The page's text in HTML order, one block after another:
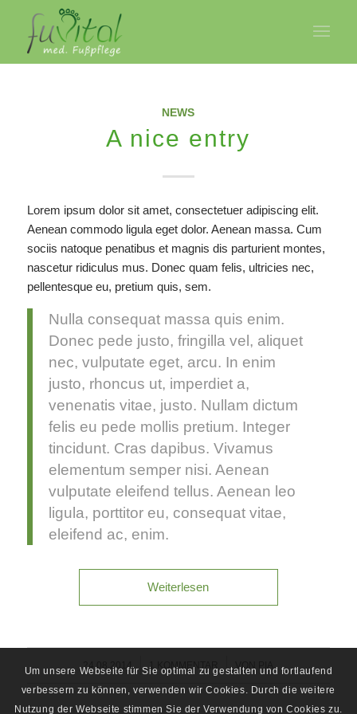
NEWS
A nice entry
Lorem ipsum dolor sit amet, consectetuer adipiscing elit.
Aenean commodo ligula eget dolor. Aenean massa. Cum
sociis natoque penatibus et magnis dis parturient montes,
nascetur ridiculus mus. Donec quam felis, ultricies nec,
pellentesque eu, pretium quis, sem.
Nulla consequat massa quis enim.
Donec pede justo, fringilla vel, aliquet
nec, vulputate eget, arcu. In enim
justo, rhoncus ut, imperdiet a,
venenatis vitae, justo. Nullam dictum
felis eu pede mollis pretium. Integer
tincidunt. Cras dapibus. Vivamus
elementum semper nisi. Aenean
vulputate eleifend tellus. Aenean leo
ligula, porttitor eu, consequat vitae,
eleifend ac, enim.
Weiterlesen
24.08.2014 1 KOMMENTAR
/ VON
Um unsere Webseite für Sie optimal zu gestalten und fortlaufend
verbessern zu können, verwenden wir Cookies. Durch die weitere
Nutzung der Webseite stimmen Sie der Verwendung von Cookies zu.